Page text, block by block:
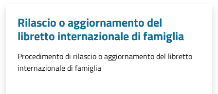
Rilascio o aggiornamento del
libretto internazionale di famiglia
Procedimento di rilascio o aggiornamento del libretto
internazionale di famiglia